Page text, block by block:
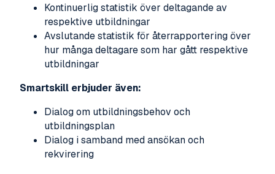
Kontinuerlig statistik över deltagande av
respektive utbildningar
Avslutande statistik för återrapportering över
hur många deltagare som har gått respektive
utbildningar
Smartskill erbjuder även:
Dialog om utbildningsbehov och
utbildningsplan
Dialog i samband med ansökan och
rekvirering